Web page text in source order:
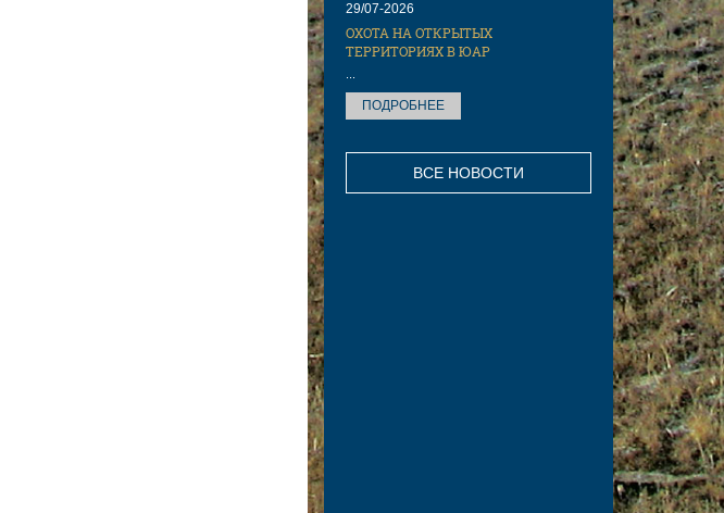
29/07-2026
ОХОТА НА ОТКРЫТЫХ
ТЕРРИТОРИЯХ В ЮАР
ПОДРОБНЕЕ
ВСЕ НОВОСТИ